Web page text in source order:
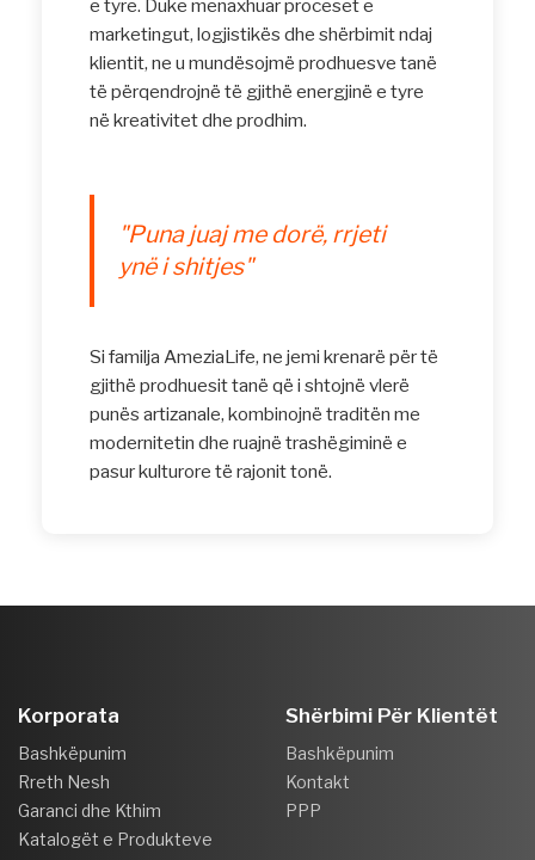
e tyre. Duke menaxhuar proceset e
marketingut, logjistikës dhe shërbimit ndaj
klientit, ne u mundësojmë prodhuesve tanë
të përqendrojnë të gjithë energjinë e tyre
në kreativitet dhe prodhim.
"Puna juaj me dorë, rrjeti
ynë i shitjes"
Si familja AmeziaLife, ne jemi krenarë për të
gjithë prodhuesit tanë që i shtojnë vlerë
punës artizanale, kombinojnë traditën me
modernitetin dhe ruajnë trashëgiminë e
pasur kulturore të rajonit tonë.
Korporata
Bashkëpunim
Rreth Nesh
Garanci dhe Kthim
Katalogët e Produkteve
Shërbimi Për Klientët
Bashkëpunim
Kontakt
PPP